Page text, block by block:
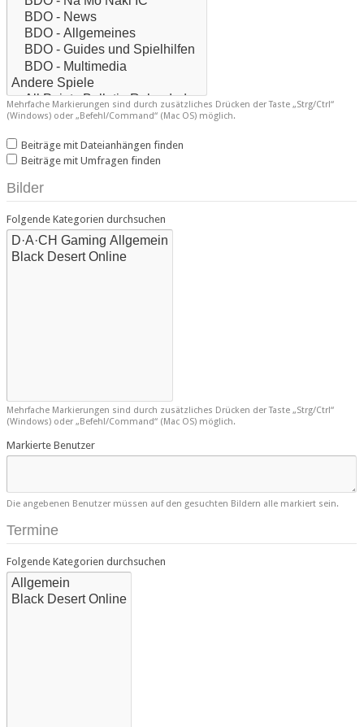
Mehrfache Markierungen sind durch zusätzliches Drücken der Taste „Strg/Ctrl“
(Windows) oder „Befehl/Command“ (Mac OS) möglich.
Beiträge mit Dateianhängen finden
Beiträge mit Umfragen finden
Bilder
Folgende Kategorien durchsuchen
Mehrfache Markierungen sind durch zusätzliches Drücken der Taste „Strg/Ctrl“
(Windows) oder „Befehl/Command“ (Mac OS) möglich.
Markierte Benutzer
Die angebenen Benutzer müssen auf den gesuchten Bildern alle markiert sein.
Termine
Folgende Kategorien durchsuchen